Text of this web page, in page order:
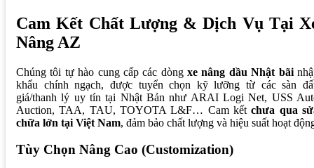
Cam Kết Chất Lượng & Dịch Vụ Tại
Nâng AZ
Chúng tôi tự hào cung cấp các dòngxe nâng dầu Nhật bãi
khẩu chính ngạch, được tuyển chọn kỹ lưỡng từ các sàn
giá/thanh lý uy tín tại Nhật Bản như ARAI Logi Net, USS
Auction, TAA, TAU, TOYOTA L&F… Cam kếtchưa qua
chữa lớn tại Việt Nam, đảm bảo chất lượng và hiệu suất hoạt
Tùy Chọn Nâng Cao (Customization)